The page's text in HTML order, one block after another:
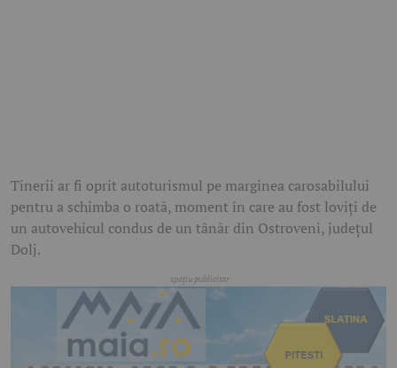
Tinerii ar fi oprit autoturismul pe marginea carosabilului
pentru a schimba o roată, moment în care au fost loviți de
un autovehicul condus de un tânăr din Ostroveni, județul
Dolj.